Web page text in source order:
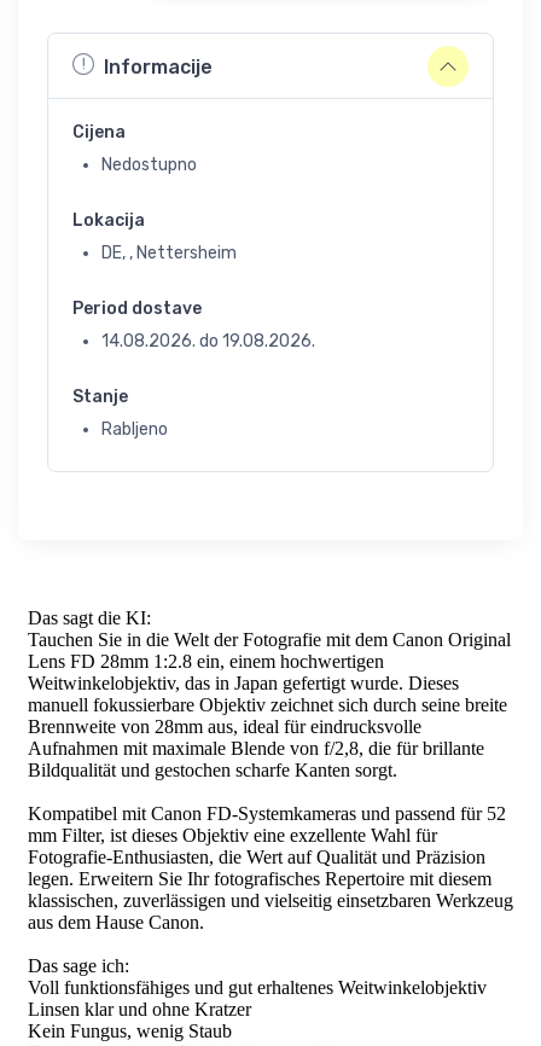
Informacije
Cijena
Nedostupno
Lokacija
DE, , Nettersheim
Period dostave
14.08.2026. do 19.08.2026.
Stanje
Rabljeno